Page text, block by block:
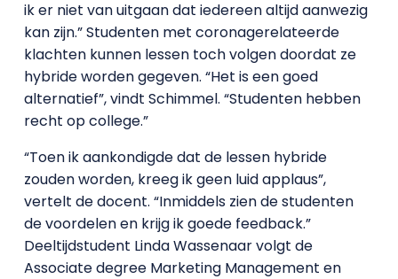
ik er niet van uitgaan dat iedereen altijd aanwezig
kan zijn.” Studenten met coronagerelateerde
klachten kunnen lessen toch volgen doordat ze
hybride worden gegeven. “Het is een goed
alternatief”, vindt Schimmel. “Studenten hebben
recht op college.”
“Toen ik aankondigde dat de lessen hybride
zouden worden, kreeg ik geen luid applaus”,
vertelt de docent. “Inmiddels zien de studenten
de voordelen en krijg ik goede feedback.”
Deeltijdstudent Linda Wassenaar volgt de
Associate degree Marketing Management en